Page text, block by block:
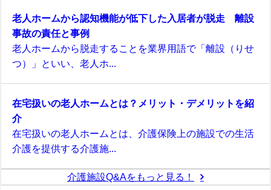
老人ホームから認知機能が低下した入居者が脱走 離設
事故の責任と事例
老人ホームから脱走することを業界用語で「離設（りせ
つ）」といい、老人ホ...
在宅扱いの老人ホームとは？メリット・デメリットを紹
介
在宅扱いの老人ホームとは、介護保険上の施設での生活
介護を提供する介護施...
介護施設Q&Aをもっと見る！